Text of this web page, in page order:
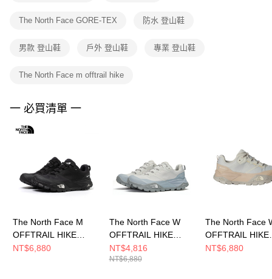
權轉讓予恩沛科技股份有限公司。
３．未成年的使用者請事先徵得法定代理人或監護人之同意方可使用
任。
請求用戶進行身份認證。
５．嚴禁一人註冊多個帳號或使用他人資訊註冊。若發現惡意使用之情形，
恩沛科技股份有限公司將有權停止該用戶之使用額度並採取法律行動。
The North Face GORE-TEX 防水 登山鞋
男款 登山鞋 戶外 登山鞋 專業 登山鞋
The North Face m offtrail hike
一 必買清單 一
The North Face M
OFFTRAIL HIKE
GORE-TEX 男 登山鞋
NT$6,880
The North Face W
OFFTRAIL HIKE
GORE-TEX 女 登山鞋
NF0A8AEHL0T
NT$4,816
NT$6,880
The North Face
OFFTRAIL HIKE
GORE-TEX 女
NT$6,880